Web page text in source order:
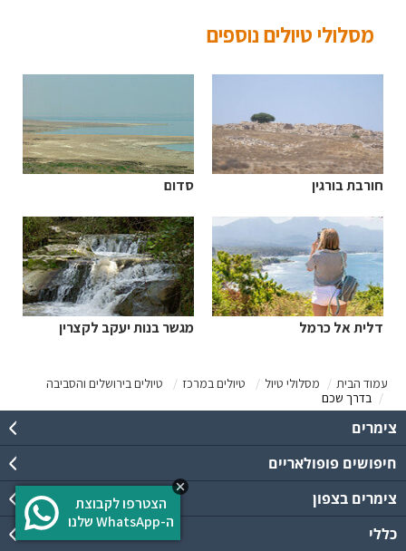
עמוד הבית מסלולי טיול טיולים במרכז
טיולים בירושלים והסביבה
בדרך שכם
מסלולי טיולים נוספים
חורבת בורגין סדום
דלית אל כרמל מגשר בנות יעקב לקצרין
צימרים
חיפושים פופולאריים
צימרים בצפון
כללי
הצטרפו לקבוצת
ה-WhatsApp שלנו